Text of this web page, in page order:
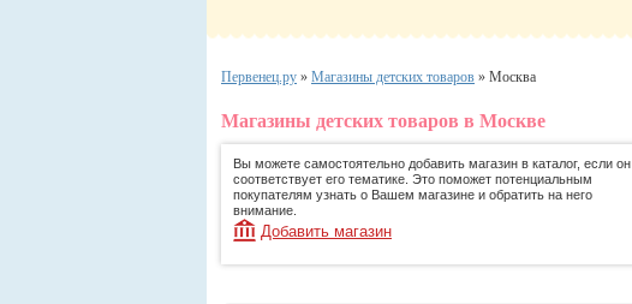
Первенец.ру » Магазины детских товаров » Москва
Магазины детских товаров в Москве
Вы можете самостоятельно добавить магазин в каталог, если он
соответствует его тематике. Это поможет потенциальным
покупателям узнать о Вашем магазине и обратить на него
внимание.
Добавить магазин